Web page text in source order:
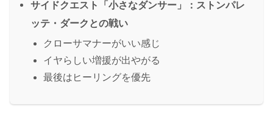
サイドクエスト「小さなダンサー」：ストンパレ
ッテ・ダークとの戦い
クローサマナーがいい感じ
イヤらしい増援が出やがる
最後はヒーリングを優先